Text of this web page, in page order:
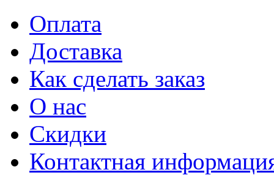
Оплата
Доставка
Как сделать заказ
О нас
Скидки
Контактная